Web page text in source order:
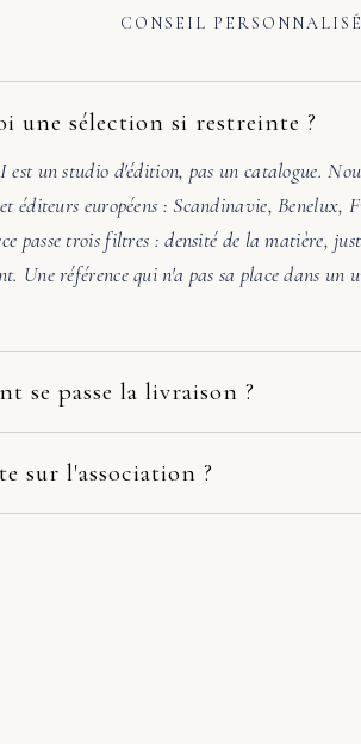
CONSEIL PERSONNALISÉ
une sélection si restreinte ?
un studio d'édition, pas un catalogue.
éditeurs européens : Scandinavie, Benelux,
passe trois filtres : densité de la matière,
Une référence qui n'a pas sa place dans un
se passe la livraison ?
et de votre adresse : comptez en
sur l'association ?